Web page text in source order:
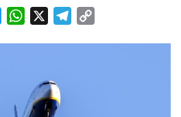
TwitterWhatsApp Telegram